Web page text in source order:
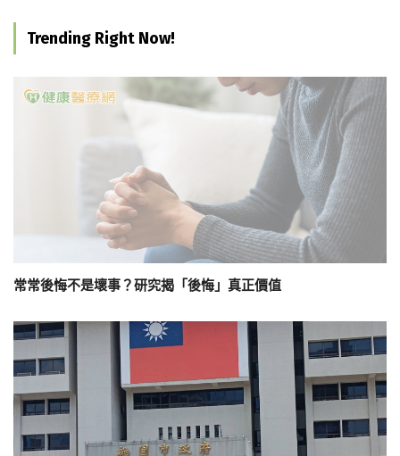
Trending Right Now!
常常後悔不是壞事？研究揭「後悔」真正價值